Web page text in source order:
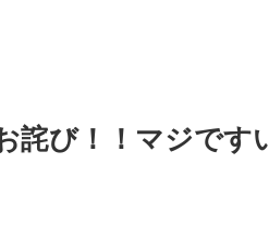
詫び！！マジ